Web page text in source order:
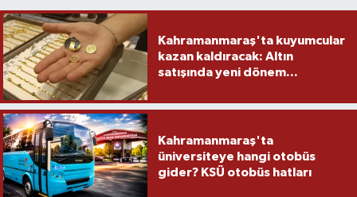
Kahramanmaraş'ta kuyumcular
kazan kaldıracak: Altın
satışında yeni dönem...
Kahramanmaraş'ta
üniversiteye hangi otobüs
gider? KSÜ otobüs hatları